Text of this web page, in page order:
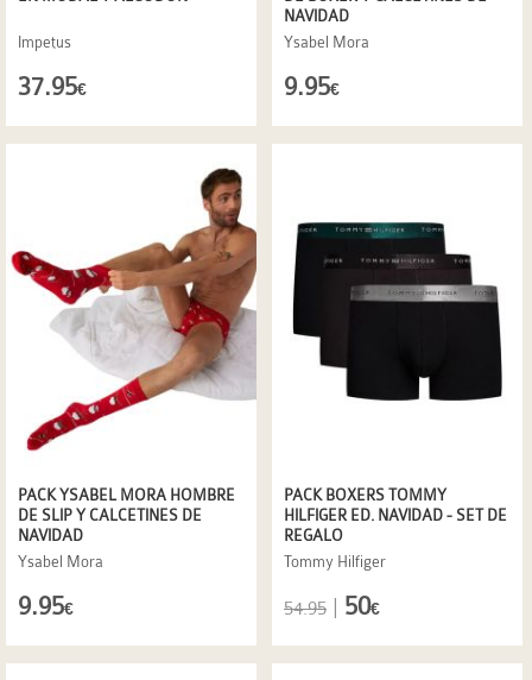
Impetus
37.95€
NAVIDAD
Ysabel Mora
9.95€
PACK YSABEL MORA HOMBRE
DE SLIP Y CALCETINES DE
NAVIDAD
Ysabel Mora
9.95€
PACK BOXERS TOMMY
HILFIGER ED. NAVIDAD - SET DE
REGALO
Tommy Hilfiger
54.95 50€